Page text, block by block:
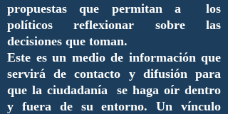
propuestas que permitan a los
políticos reflexionar sobre las
decisiones que toman.
Este es un medio de información que
servirá de contacto y difusión para
que la ciudadanía se haga oír dentro
y fuera de su entorno. Un vínculo